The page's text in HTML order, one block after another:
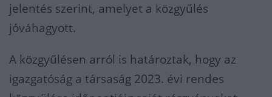
jelentés szerint, amelyet a közgyűlés
jóváhagyott.
A közgyűlésen arról is határoztak, hogy az
igazgatóság a társaság 2023. évi rendes